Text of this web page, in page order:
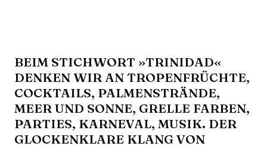
BEIM STICHWORT »TRINIDAD«
DENKEN WIR AN TROPENFRÜCHTE,
COCKTAILS, PALMENSTRÄNDE,
MEER UND SONNE, GRELLE FARBEN,
PARTIES, KARNEVAL, MUSIK. DER
GLOCKENKLARE KLANG VON